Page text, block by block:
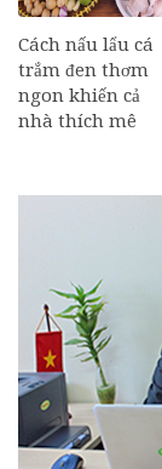
Cách nấu lẩu cá
trắm đen thơm
ngon khiến cả
nhà thích mê